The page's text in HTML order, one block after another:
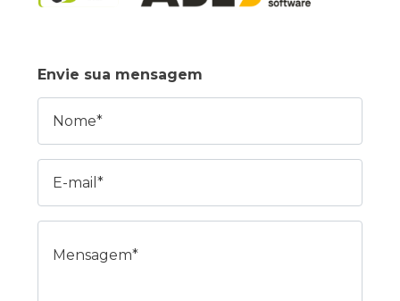
Envie sua mensagem